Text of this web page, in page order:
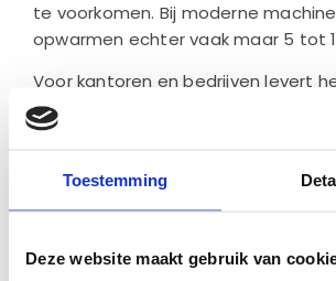
Toestemming
Deze website maakt gebruik van
te voorkomen. Bij moderne
opwarmen echter vaak maar 5 tot
Voor kantoren en bedrijven levert
van de machine buiten werktijden
duidelijke energiebesparing op.
Heb ik krachtstroom
nodig voor een
machine?